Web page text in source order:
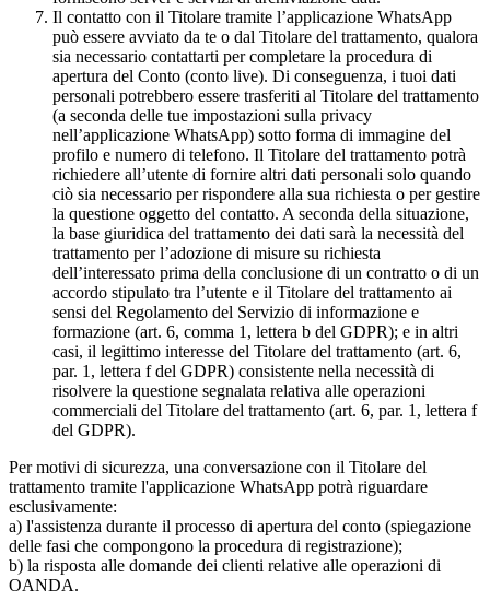
Il contatto con il Titolare tramite l’applicazione WhatsApp
può essere avviato da te o dal Titolare del trattamento, qualora
sia necessario contattarti per completare la procedura di
apertura del Conto (conto live). Di conseguenza, i tuoi dati
personali potrebbero essere trasferiti al Titolare del trattamento
(a seconda delle tue impostazioni sulla privacy
nell’applicazione WhatsApp) sotto forma di immagine del
profilo e numero di telefono. Il Titolare del trattamento potrà
richiedere all’utente di fornire altri dati personali solo quando
ciò sia necessario per rispondere alla sua richiesta o per gestire
la questione oggetto del contatto. A seconda della situazione,
la base giuridica del trattamento dei dati sarà la necessità del
trattamento per l’adozione di misure su richiesta
dell’interessato prima della conclusione di un contratto o di un
accordo stipulato tra l’utente e il Titolare del trattamento ai
sensi del Regolamento del Servizio di informazione e
formazione (art. 6, comma 1, lettera b del GDPR); e in altri
casi, il legittimo interesse del Titolare del trattamento (art. 6,
par. 1, lettera f del GDPR) consistente nella necessità di
risolvere la questione segnalata relativa alle operazioni
commerciali del Titolare del trattamento (art. 6, par. 1, lettera f
del GDPR).
Per motivi di sicurezza, una conversazione con il Titolare del
trattamento tramite l'applicazione WhatsApp potrà riguardare
esclusivamente:
a) l'assistenza durante il processo di apertura del conto (spiegazione
delle fasi che compongono la procedura di registrazione);
b) la risposta alle domande dei clienti relative alle operazioni di
OANDA.